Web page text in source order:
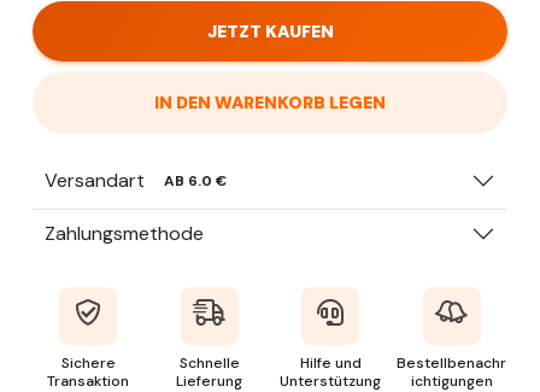
JETZT KAUFEN
IN DEN WARENKORB LEGEN
Versandart AB 6.0 €
Zahlungsmethode
Sichere
Transaktion
Schnelle
Lieferung
Hilfe und
Unterstützung
Bestellbenachr
ichtigungen